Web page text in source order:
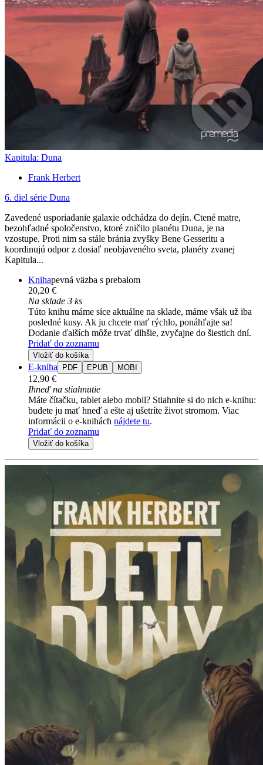
Kapitula: Duna
Frank Herbert
6. diel série Duna
Zavedené usporiadanie galaxie odchádza do dejín. Ctené matre,
bezohľadné spoločenstvo, ktoré zničilo planétu Duna, je na
vzostupe. Proti nim sa stále bránia zvyšky Bene Gesseritu a
koordinujú odpor z dosiaľ neobjaveného sveta, planéty zvanej
Kapitula...
Knihapevná väzba s prebalom
20,20 €
Na sklade 3 ks
Túto knihu máme síce aktuálne na sklade, máme však už iba
posledné kusy. Ak ju chcete mať rýchlo, ponáhľajte sa!
Dodanie ďalších môže trvať dlhšie, zvyčajne do šiestich dní.
Pridať do zoznamu
Vložiť do košíka
E-kniha PDF EPUB MOBI
12,90 €
Ihneď na stiahnutie
Máte čítačku, tablet alebo mobil? Stiahnite si do nich e-knihu:
budete ju mať hneď a ešte aj ušetríte život stromom. Viac
informácii o e-knihách nájdete tu.
Pridať do zoznamu
Vložiť do košíka